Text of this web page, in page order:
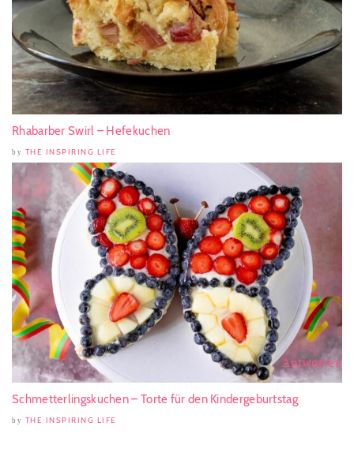
Rhabarber Swirl – Hefekuchen
by THE INSPIRING LIFE
Schmetterlingskuchen – Torte für den Kindergeburtstag
by THE INSPIRING LIFE
Antworten